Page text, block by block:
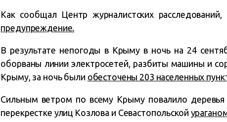
Как сообщал Центр журналистских
предупреждение.
В результате непогоды в Крыму в ночь на 24
оборваны линии электросетей, разбиты машины и
Крыму, за ночь были обесточены 203 населенных
Сильным ветром по всему Крыму повалило
перекрестке улиц Козлова и Севастопольской